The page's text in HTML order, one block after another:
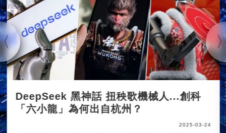
DeepSeek 黑神話 扭秧歌機械人...創科
「六小龍」為何出自杭州？
2025-03-24